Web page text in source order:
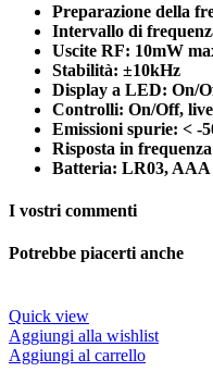
Preparazione della
Intervallo di
Uscite RF: 10mW
Stabilità: ±10kHz
Display a LED: On/
Controlli: On/Off,
Emissioni spurie: < -
Risposta in
Batteria: LR03, AAA
I vostri commenti
Potrebbe piacerti anche
Quick view
Aggiungi alla wishlist
Aggiungi al carrello